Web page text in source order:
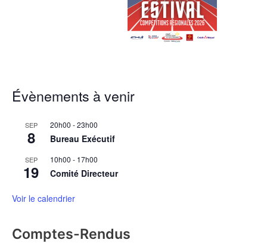
Évènements à venir
SEP
8
20h00 -23h00
Bureau Exécutif
SEP
19
10h00 - 17h00
Comité Directeur
Voir le calendrier
Comptes-Rendus